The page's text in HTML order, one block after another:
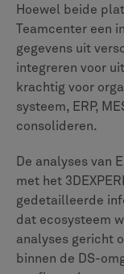
voor bedrijven die
SIMULIA voor
Voor
ecosysteem
en één enkele
en ERP-
kosten